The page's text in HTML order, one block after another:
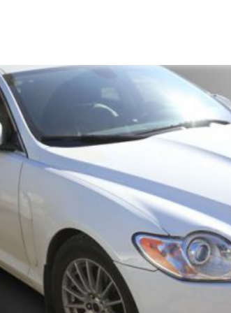
personeel
advies
Purmerend
Nieuws
Nieuwsbrief
Nieuwsoverzicht
Handige links